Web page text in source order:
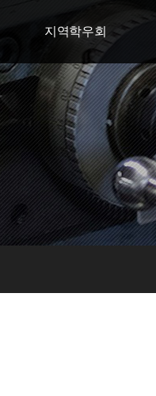
지역학우회
지역학우회 모임방
지역학우회 소식
지역학우회 사진